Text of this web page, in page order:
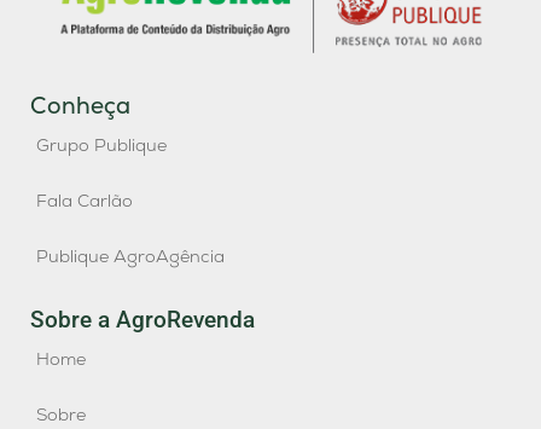
Conheça
Grupo Publique
Fala Carlão
Publique AgroAgência
Sobre a AgroRevenda
Home
Sobre